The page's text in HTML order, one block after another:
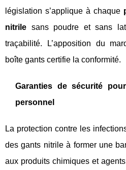
législation s’applique à chaque
nitrile sans poudre et sans
traçabilité. L’apposition du
boîte gants certifie la conformité.
Garanties de sécurité
personnel
La protection contre les
des gants nitrile à former une
aux produits chimiques et